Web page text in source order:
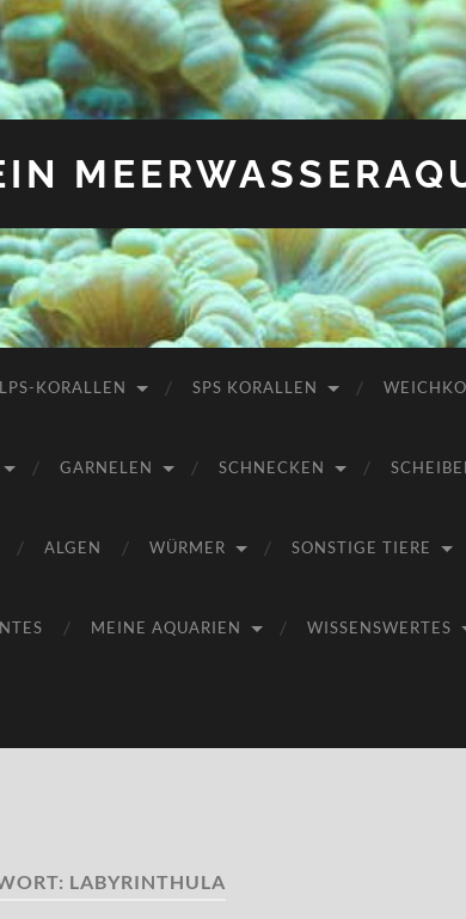
LPS-KORALLEN SPS KORALLEN
GARNELEN SCHNECKEN
ALGEN WÜRMER SONSTIGE TIERE
MEINE AQUARIEN WISSENSWERTES
LABYRINTHULA